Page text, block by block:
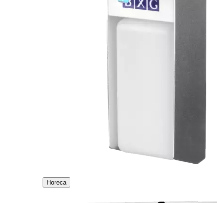
Horeca